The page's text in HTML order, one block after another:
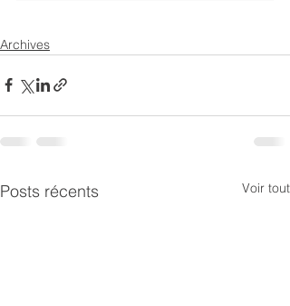
Archives
Posts récents Voir tout